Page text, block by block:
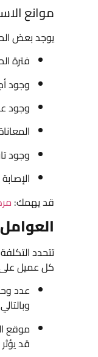
موانع
يوجد بعض
فترة
وجود
وجود
وجود
قد يهمك:
تتحدد
كل عميل
عدد
موقع
قد